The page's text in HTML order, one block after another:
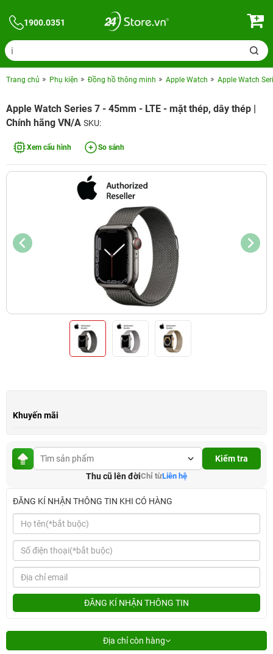
1900.0351
Trang chủ Phụ kiện Đồng hồ thông minh Apple Watch Apple Watch
Apple Watch Series 7 - 45mm - LTE - mặt thép, dây thép |
Chính hãng VN/A SKU:
Xem cấu hình So sánh
Khuyến mãi
Kiểm tra
Thu cũ lên đờiChỉ từLiên hệ
ĐĂNG KÍ NHẬN THÔNG TIN KHI CÓ HÀNG
ĐĂNG KÍ NHẬN THÔNG TIN
Địa chỉ còn hàng